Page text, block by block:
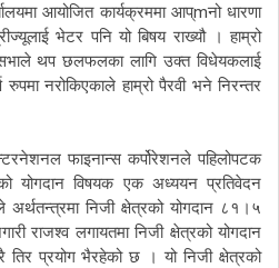
आयोजित कार्यक्रममा आप्mनो धारणा
भेटर पनि यो बिषय राख्यौ । हाम्रो
थप छलफलका लागि उक्त विधेयकलाई
रुपमा नरोकिएकाले हाम्रो पैरवी भने निरन्तर
फाइनान्स कर्पोरेशनले पहिलोपटक
योगदान विषयक एक अध्ययन प्रतिवेदन
अर्थतन्त्रमा निजी क्षेत्रको योगदान ८१।५
राजश्व लगायतमा निजी क्षेत्रको योगदान
तिर प्रयोग भैरहेको छ । यो निजी क्षेत्रको